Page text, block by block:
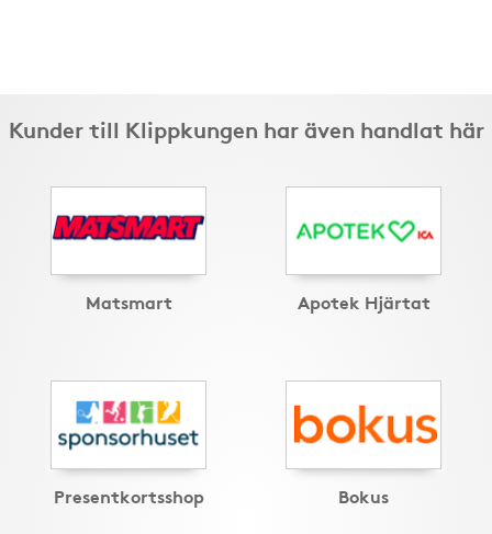
Kunder till Klippkungen har även handlat här
Matsmart Apotek Hjärtat
Presentkortsshop Bokus